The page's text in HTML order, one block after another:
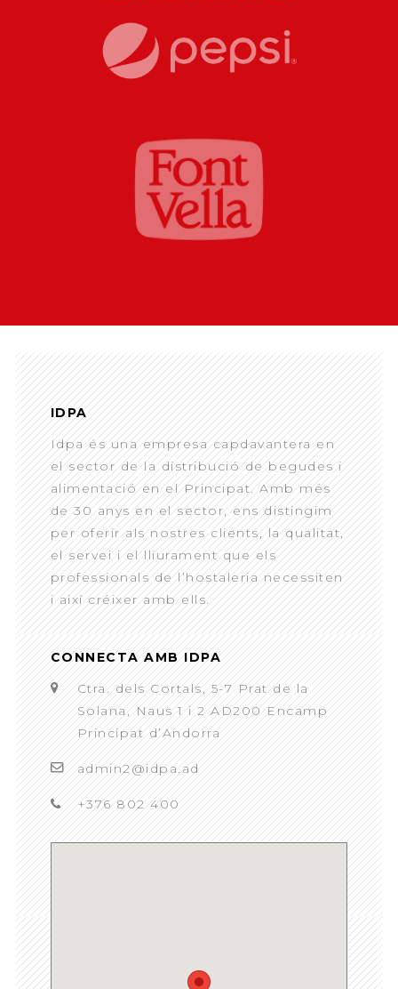
IDPA
Idpa és una empresa capdavantera en
el sector de la distribució de begudes i
alimentació en el Principat. Amb més
de 30 anys en el sector, ens distingim
per oferir als nostres clients, la qualitat,
el servei i el lliurament que els
professionals de l’hostaleria necessiten
i així créixer amb ells.
CONNECTA AMB IDPA
Ctra. dels Cortals, 5-7 Prat de la
Solana, Naus 1 i 2 AD200 Encamp
Principat d’Andorra
admin2@idpa.ad
+376 802 400